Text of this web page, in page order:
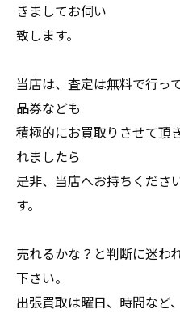
きましてお伺い
致します。
当店は、査定は無料で行っ
品券なども
積極的にお買取りさせて頂
れましたら
是非、当店へお持ちくださ
す。
売れるかな？と判断に迷わ
下さい。
出張買取は曜日、時間など